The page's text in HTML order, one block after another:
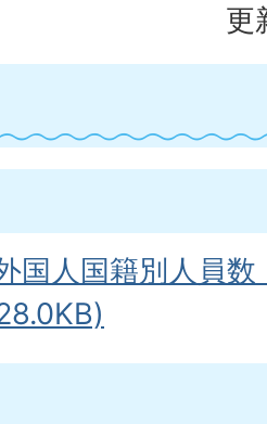
更
国人国籍別人員